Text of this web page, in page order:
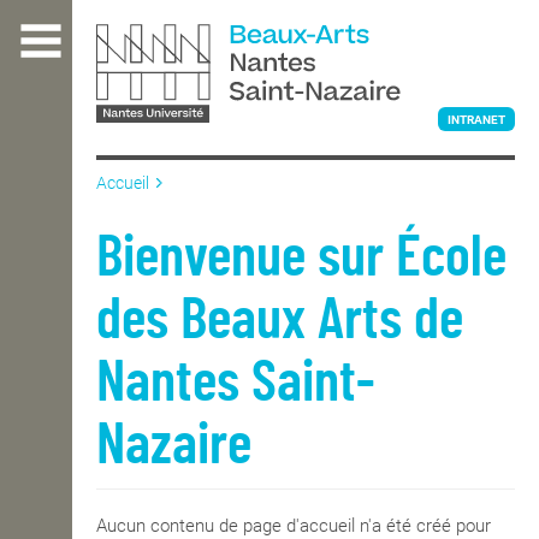
contenu
L'ÉCOLE
ENSEIGNEMENT
INTERNATIONAL
INTRANET
Accueil
Bienvenue sur École
des Beaux Arts de
Nantes Saint-
Nazaire
Aucun contenu de page d'accueil n'a été créé pour